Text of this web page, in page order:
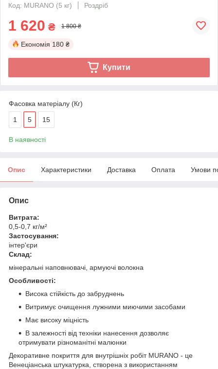
Код: MURANO (5 кг)
Роздріб
1 620 ₴ 1 800 ₴
Економія 180 ₴
Купити
Фасовка матеріалу (Кг)
1 5 15
В наявності
Опис Характеристики Доставка Оплата Умови
Опис
Витрата:
0,5-0,7 кг/м²
Застосування:
інтер'єри
Склад:
мінеральні наповнювачі, армуючі волокна
Особливості:
Висока стійкість до забруднень
Витримує очищення лужними миючими засобами
Має високу міцність
В залежності від техніки нанесення дозволяє
отримувати різноманітні малюнки
Декоративне покриття для внутрішніх робіт MURANO - це
Венеціанська штукатурка, створена з використанням